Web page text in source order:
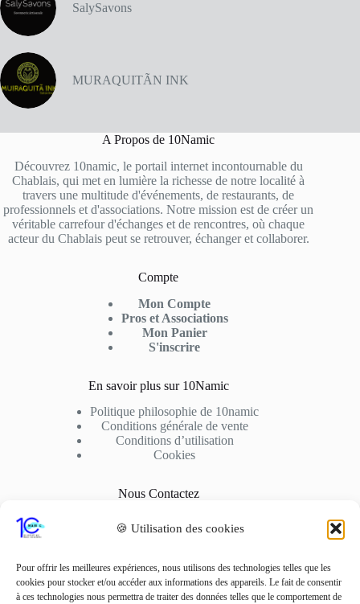
🍪 Utilisation des cookies
Pour offrir les meilleures expériences, nous utilisons des technologies telles que les
cookies pour stocker et/ou accéder aux informations des appareils. Le fait de consentir
à ces technologies nous permettra de traiter des données telles que le comportement de
SalySavons
MURAQUITÃN INK
A Propos de 10Namic
Découvrez 10namic, le portail internet incontournable du
Chablais, qui met en lumière la richesse de notre localité à
travers une multitude d'événements, de restaurants, de
professionnels et d'associations. Notre mission est de créer un
véritable carrefour d'échanges et de rencontres, où chaque
acteur du Chablais peut se retrouver, échanger et collaborer.
Compte
Mon Compte
Pros et Associations
Mon Panier
S'inscrire
En savoir plus sur 10Namic
Politique philosophie de 10namic
Conditions générale de vente
Conditions d’utilisation
Cookies
Nous Contactez
Adresse: 10fusio – 74500 PUBLIER
Contact: +33 6 01 62 51 02
Adresse Mail
contact10fusio@gmail.com